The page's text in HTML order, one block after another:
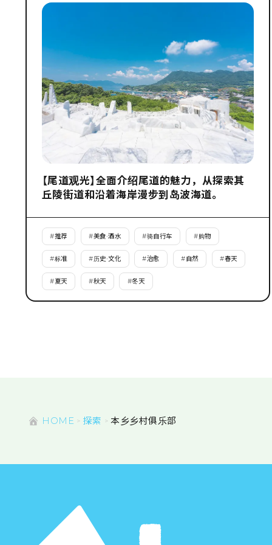
【尾道观光】全面介绍尾道的魅力，从探索其
丘陵街道和沿着海岸漫步到岛波海道。
#推荐 #美食·酒水 #骑自行车 #购物
#标准 #历史·文化 #治愈 #自然 #春天
#夏天 #秋天 #冬天
HOME 探索 本乡乡村俱乐部